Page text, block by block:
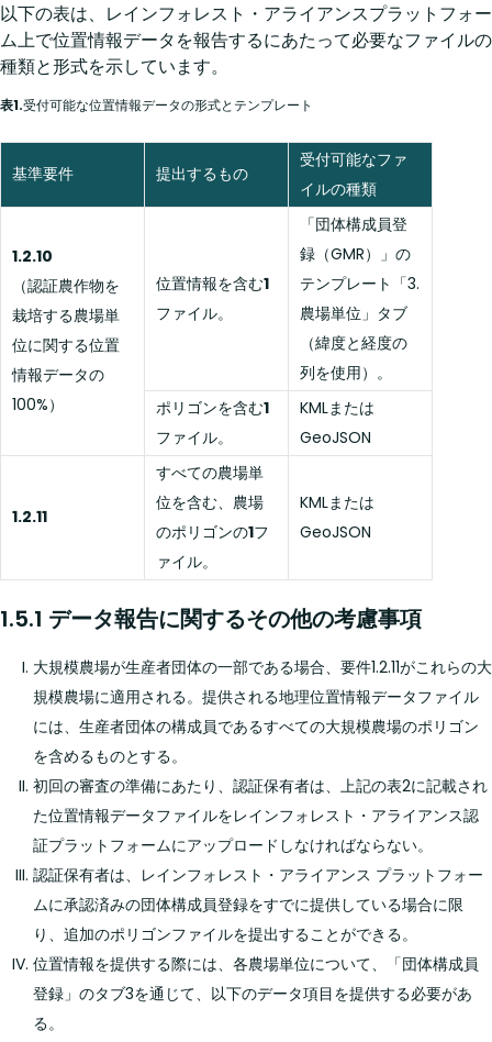
以下の表は、レインフォレスト・アライアンスプラットフォー
ム上で位置情報データを報告するにあたって必要なファイルの
種類と形式を示しています。
表1.受付可能な位置情報データの形式とテンプレート
基準要件 提出するもの
受付可能なファ
イルの種類
1.2.10
（認証農作物を
栽培する農場単
位に関する位置
情報データの
100%）
位置情報を含む1
ファイル。
「団体構成員登
録（GMR）」の
テンプレート「3.
農場単位」タブ
（緯度と経度の
列を使用）。
ポリゴンを含む1
ファイル。
KMLまたは
GeoJSON
1.2.11
すべての農場単
位を含む、農場
のポリゴンの1フ
ァイル。
KMLまたは
GeoJSON
1.5.1 データ報告に関するその他の考慮事項
大規模農場が生産者団体の一部である場合、要件1.2.11がこれらの大
規模農場に適用される。提供される地理位置情報データファイル
には、生産者団体の構成員であるすべての大規模農場のポリゴン
を含めるものとする。
初回の審査の準備にあたり、認証保有者は、上記の表2に記載され
た位置情報データファイルをレインフォレスト・アライアンス認
証プラットフォームにアップロードしなければならない。
認証保有者は、レインフォレスト・アライアンス プラットフォー
ムに承認済みの団体構成員登録をすでに提供している場合に限
り、追加のポリゴンファイルを提出することができる。
位置情報を提供する際には、各農場単位について、「団体構成員
登録」のタブ3を通じて、以下のデータ項目を提供する必要があ
る。